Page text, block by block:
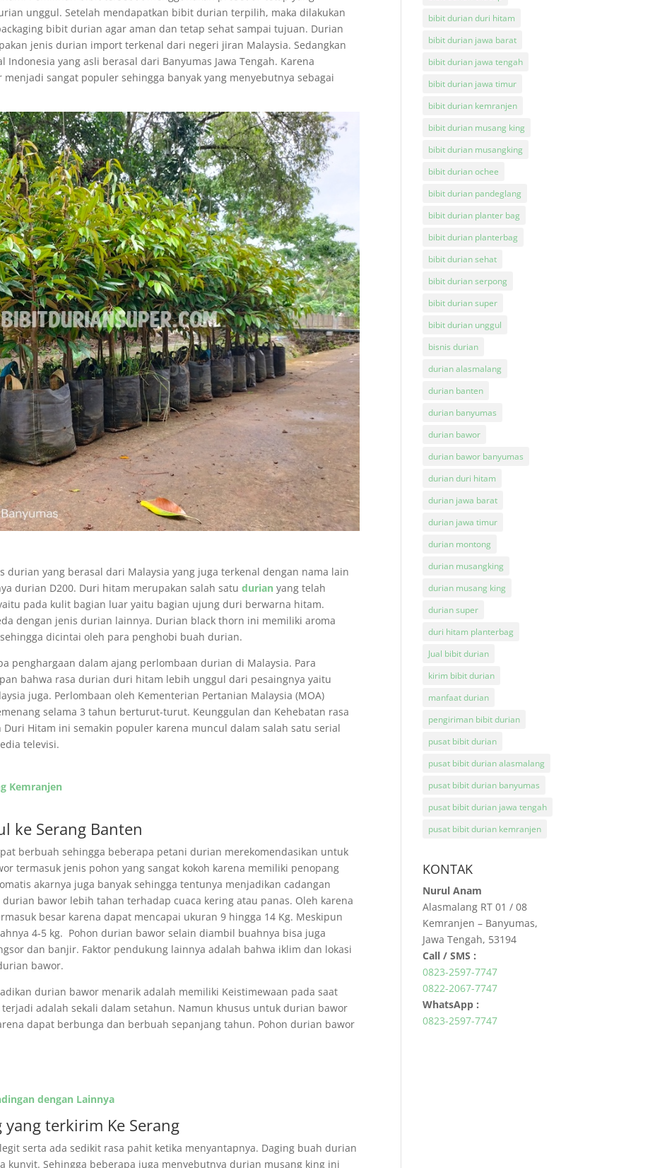
unggul. Setelah mendapatkan bibit durian terpilih, maka dilakukan
bibit durian agar aman dan tetap sehat sampai tujuan. Durian
jenis durian import terkenal dari negeri jiran Malaysia. Sedangkan
yang asli berasal dari Banyumas Jawa Tengah. Karena
sangat populer sehingga banyak yang menyebutnya sebagai
durian yang berasal dari Malaysia yang juga terkenal dengan nama lain
durian D200. Duri hitam merupakan salah satudurian yang telah
pada kulit bagian luar yaitu bagian ujung duri berwarna hitam.
dengan jenis durian lainnya. Durian black thorn ini memiliki aroma
dicintai oleh para penghobi buah durian.
penghargaan dalam ajang perlombaan durian di Malaysia. Para
bahwa rasa durian duri hitam lebih unggul dari pesaingnya yaitu
juga. Perlombaan oleh Kementerian Pertanian Malaysia (MOA)
selama 3 tahun berturut-turut. Keunggulan dan Kehebatan rasa
Hitam ini semakin populer karena muncul dalam salah satu serial
televisi.
Kemranjen
ke Serang Banten
berbuah sehingga beberapa petani durian merekomendasikan untuk
termasuk jenis pohon yang sangat kokoh karena memiliki penopang
akarnya juga banyak sehingga tentunya menjadikan cadangan
bawor lebih tahan terhadap cuaca kering atau panas. Oleh karena
besar karena dapat mencapai ukuran 9 hingga 14 Kg. Meskipun
4-5 kg. Pohon durian bawor selain diambil buahnya bisa juga
dan banjir. Faktor pendukung lainnya adalah bahwa iklim dan lokasi
bawor.
durian bawor menarik adalah memiliki Keistimewaan pada saat
adalah sekali dalam setahun. Namun khusus untuk durian bawor
dapat berbunga dan berbuah sepanjang tahun. Pohon durian bawor
dengan Lainnya
terkirim Ke Serang
serta ada sedikit rasa pahit ketika menyantapnya. Daging buah durian
kunyit. Sehingga beberapa juga menyebutnya durian musang king ini
bibit durian duri hitam
bibit durian jawa barat
bibit durian jawa tengah
bibit durian jawa timur
bibit durian kemranjen
bibit durian musang king
bibit durian musangking
bibit durian ochee
bibit durian pandeglang
bibit durian planter bag
bibit durian planterbag
bibit durian sehat
bibit durian serpong
bibit durian super
bibit durian unggul
bisnis durian
durian alasmalang
durian banten
durian banyumas
durian bawor
durian bawor banyumas
durian duri hitam
durian jawa barat
durian jawa timur
durian montong
durian musangking
durian musang king
durian super
duri hitam planterbag
Jual bibit durian
kirim bibit durian
manfaat durian
pengiriman bibit durian
pusat bibit durian
pusat bibit durian alasmalang
pusat bibit durian banyumas
pusat bibit durian jawa tengah
pusat bibit durian kemranjen
KONTAK
Nurul Anam
Alasmalang RT 01 / 08
Kemranjen – Banyumas,
Jawa Tengah, 53194
Call / SMS :
0823-2597-7747
0822-2067-7747
WhatsApp :
0823-2597-7747